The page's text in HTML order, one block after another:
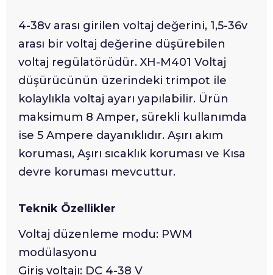
4-38v arası girilen voltaj değerini, 1,5-36v
arası bir voltaj değerine düşürebilen
voltaj regülatörüdür. XH-M401 Voltaj
düşürücünün üzerindeki trimpot ile
kolaylıkla voltaj ayarı yapılabilir. Ürün
maksimum 8 Amper, sürekli kullanımda
ise 5 Ampere dayanıklıdır. Aşırı akım
koruması, Aşırı sıcaklık koruması ve Kısa
devre koruması mevcuttur.
Teknik Özellikler
Voltaj düzenleme modu: PWM
modülasyonu
Giriş voltajı: DC 4-38 V